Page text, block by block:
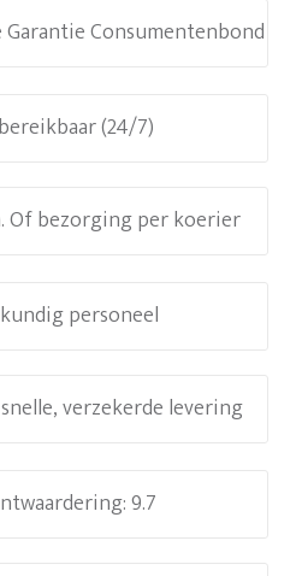
Garantie Consumentenbond
(24/7)
Of bezorging per koerier
personeel
verzekerde levering
9.7